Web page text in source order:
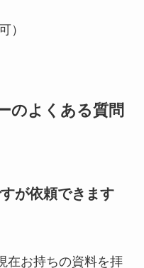
）
のよくある質問
が依頼できます
在お持ちの資料を拝